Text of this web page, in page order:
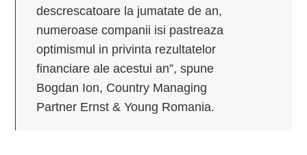
descrescatoare la jumatate de an,
numeroase companii isi pastreaza
optimismul in privinta rezultatelor
financiare ale acestui an”, spune
Bogdan Ion, Country Managing
Partner Ernst & Young Romania.